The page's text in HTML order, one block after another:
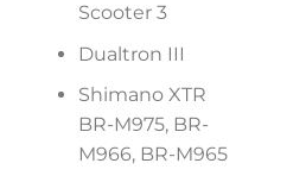
Scooter 3
Dualtron III
Shimano XTR
BR-M975, BR-
M966, BR-M965